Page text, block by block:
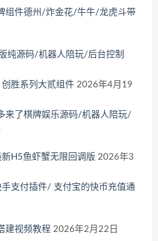
组件德州/炸金花/牛牛/龙虎斗带
纯源码/机器人陪玩/后台控制
胜系列大贰组件 2026年4月19
来了棋牌娱乐源码/机器人陪玩/
H5鱼虾蟹无限回调版 2026年3
支付插件/ 支付宝的快币充值通
建视频教程 2026年2月22日